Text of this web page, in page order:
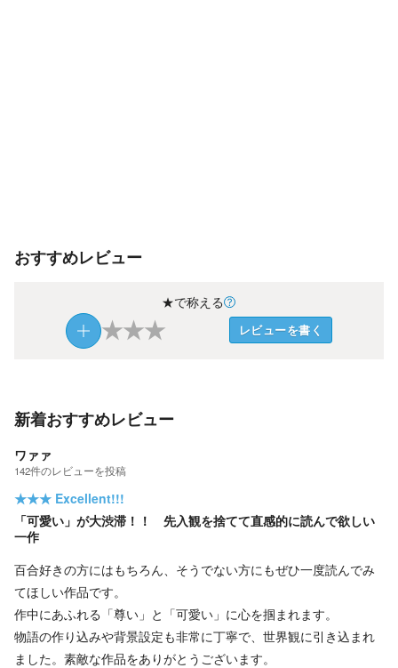
おすすめレビュー
★で称える
★★★ レビューを書く
新着おすすめレビュー
ワァァ
142件のレビューを投稿
★★★ Excellent!!!
「可愛い」が大渋滞！！ 先入観を捨てて直感的に読んで欲しい
一作
百合好きの方にはもちろん、そうでない方にもぜひ一度読んでみ
てほしい作品です。
作中にあふれる「尊い」と「可愛い」に心を掴まれます。
物語の作り込みや背景設定も非常に丁寧で、世界観に引き込まれ
ました。素敵な作品をありがとうございます。